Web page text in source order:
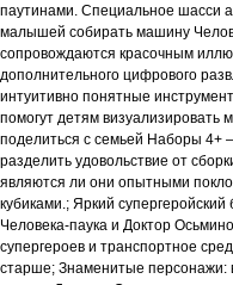
паутинами. Специальное шасси
малышей собирать машину
сопровождаются красочным
дополнительного цифрового
интуитивно понятные
помогут детям визуализировать
поделиться с семьей Наборы 4+
разделить удовольствие от
являются ли они опытными
кубиками.; Яркий
Человека-паука и Доктор
супергероев и транспортное
старше; Знаменитые персонажи: